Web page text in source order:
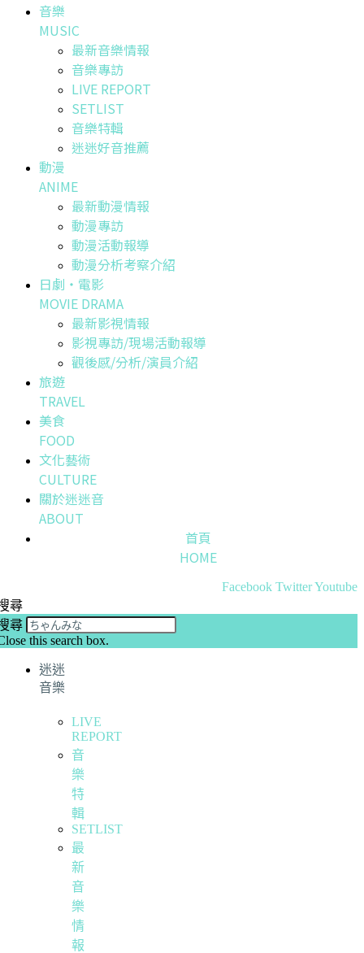
音樂
MUSIC
最新音樂情報
音樂專訪
LIVE REPORT
SETLIST
音樂特輯
迷迷好音推薦
動漫
ANIME
最新動漫情報
動漫專訪
動漫活動報導
動漫分析考察介紹
日劇・電影
MOVIE DRAMA
最新影視情報
影視專訪/現場活動報導
觀後感/分析/演員介紹
旅遊
TRAVEL
美食
FOOD
文化藝術
CULTURE
關於迷迷音
ABOUT
首頁
HOME
Facebook TwitterYoutube
尋
尋
this search box.
迷迷
音樂
LIVE
REPORT
音
樂
特
輯
SETLIST
最
新
音
樂
情
報